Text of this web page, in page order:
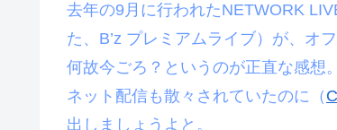
去年の9月に行われたNETWORK
た、B’z プレミアムライブ）が、オ
何故今ごろ？というのが正直な感想。
ネット配信も散々されていたのに（
出しましょうよと。